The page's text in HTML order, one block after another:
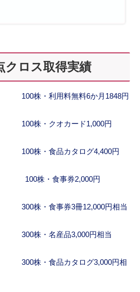
クロス取得実績
株・利用料無料6か月1848円
株・クオカード1,000円
株・食品カタログ4,400円
100株・食事券2,000円
300株・食事券3冊12,000円相当
・名産品3,000円相当
株・食品カタログ3,000円相